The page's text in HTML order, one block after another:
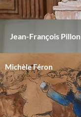
Jean-François Pillon
Michèle Féron